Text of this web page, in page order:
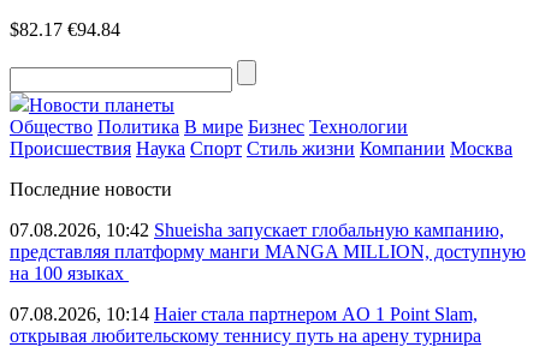
$82.17 €94.84
Новости планеты
Общество Политика В мире Бизнес Технологии
Происшествия Наука Спорт Стиль жизни Компании Москва
Последние новости
07.08.2026, 10:42 Shueisha запускает глобальную кампанию,
представляя платформу манги MANGA MILLION, доступную
на 100 языках
07.08.2026, 10:14 Haier стала партнером AO 1 Point Slam,
открывая любительскому теннису путь на арену турнира